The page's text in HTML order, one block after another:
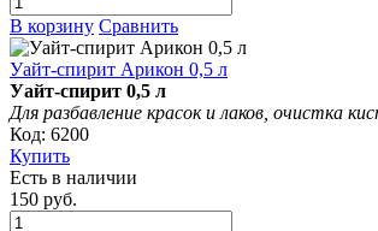
В корзину Сравнить
Уайт-спирит Арикон 0,5 л
Уайт-спирит 0,5 л
Для разбавление красок и лаков, очистка
Код: 6200
Купить
Есть в наличии
150 руб.